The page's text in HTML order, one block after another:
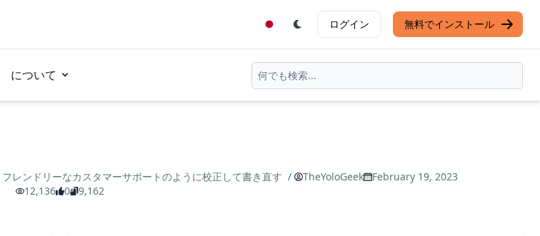
ログイン 無料でインストール
について
フレンドリーなカスタマーサポートのように校正して書き直す / TheYoloGeek
February 19, 2023
12,136
0 9,162